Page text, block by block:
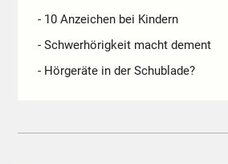
- 10 Anzeichen bei Kindern
- Schwerhörigkeit macht dement
- Hörgeräte in der Schublade?